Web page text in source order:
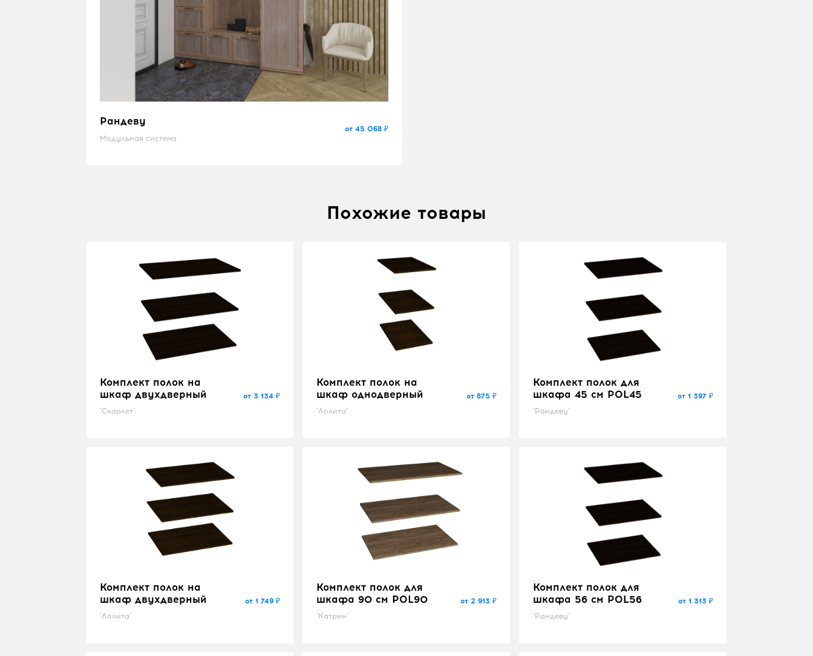
Рандеву
Модульная система
от 45 068 ₽
Похожие товары
Комплект полок на
шкаф двухдверный
"Скарлет"
от 3 134 ₽
Комплект полок на
шкаф однодверный
"Лолита"
от 875 ₽
Комплект полок для
шкафа 45 см POL45
"Рандеву"
от 1 397 ₽
Комплект полок на
шкаф двухдверный
"Лолита"
от 1 749 ₽
Комплект полок для
шкафа 90 см POL90
"Катрин"
от 2 913 ₽
Комплект полок для
шкафа 56 см POL56
"Рандеву"
от 1 313 ₽